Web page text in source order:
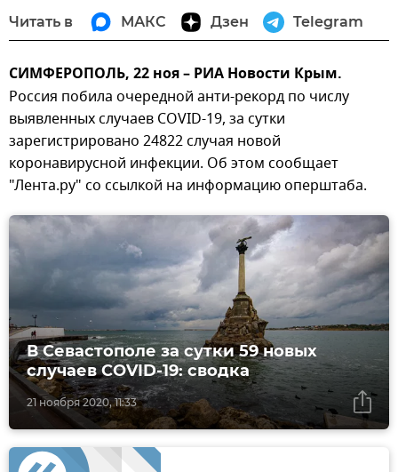
Читать в МАКС Дзен Telegram
СИМФЕРОПОЛЬ, 22 ноя – РИА Новости Крым.
Россия побила очередной анти-рекорд по числу
выявленных случаев COVID-19, за сутки
зарегистрировано 24822 случая новой
коронавирусной инфекции. Об этом сообщает
"Лента.ру" со ссылкой на информацию оперштаба.
21 ноября 2020, 11:33
В Севастополе за сутки 59 новых
случаев COVID-19: сводка